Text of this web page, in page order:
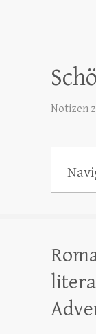
Notizen